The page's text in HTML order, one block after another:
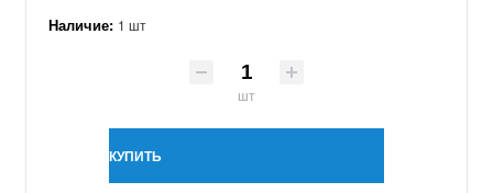
Наличие: 1 шт
шт
КУПИТЬ